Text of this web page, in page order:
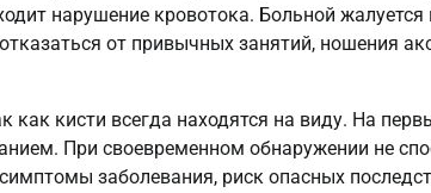
нарушение кровотока. Больной жалуется
от привычных занятий, ношения
как кисти всегда находятся на виду. На
При своевременном обнаружении не
заболевания, риск опасных